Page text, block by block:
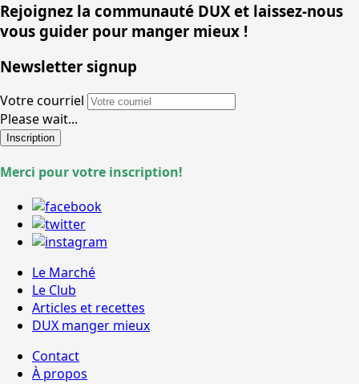
Rejoignez la communauté DUX et laissez-nous
vous guider pour manger mieux !
Newsletter signup
Votre courriel
Please wait...
Inscription
Merci pour votre inscription!
Le Marché
Le Club
Articles et recettes
DUX manger mieux
Contact
À propos